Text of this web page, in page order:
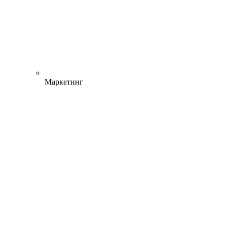
Маркетинг